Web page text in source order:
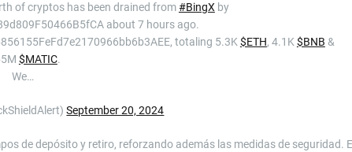
of cryptos has been drained from#BingX by
about 7 hours ago.
totaling 5.3K $ETH, 4.1K $BNB &
$MATIC.
We…
September 20, 2024
de depósito y retiro, reforzando además las medidas de seguridad.